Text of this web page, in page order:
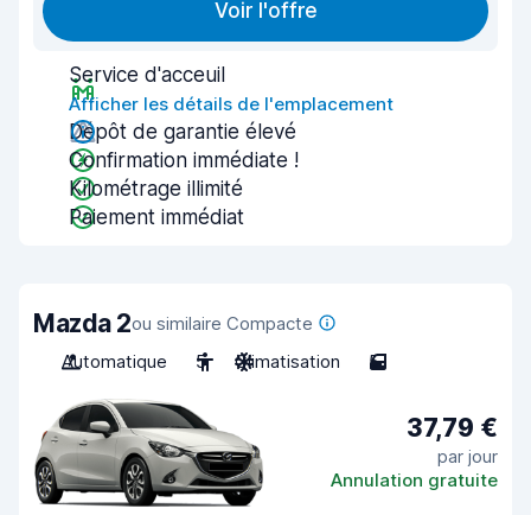
Voir l'offre
Service d'acceuil
Afficher les détails de l'emplacement
Dépôt de garantie élevé
Confirmation immédiate !
Kilométrage illimité
Paiement immédiat
Mazda 2ou similaire Compacte
Automatique
5 Climatisation 5
37,79 €
par jour
Annulation gratuite